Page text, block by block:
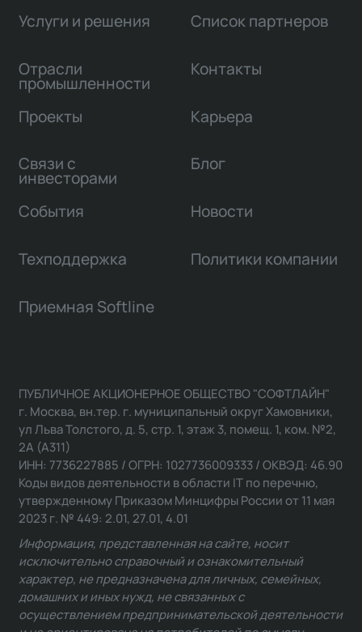
Услуги и решения
Отрасли
промышленности
Проекты
Связи с
инвесторами
Список партнеров
Контакты
Карьера
Блог
События Новости
Техподдержка Политики компании
Приемная Softline
ПУБЛИЧНОЕ АКЦИОНЕРНОЕ ОБЩЕСТВО "СОФТЛАЙН"
г. Москва, вн.тер. г. муниципальный округ Хамовники,
ул Льва Толстого, д. 5, стр. 1, этаж 3, помещ. 1, ком. №2,
2А (А311)
ИНН: 7736227885 / ОГРН: 1027736009333 / ОКВЭД: 46.90
Коды видов деятельности в области IT по перечню,
утвержденному Приказом Минцифры России от 11 мая
2023 г. № 449: 2.01, 27.01, 4.01
Информация, представленная на сайте, носит
исключительно справочный и ознакомительный
характер, не предназначена для личных, семейных,
домашних и иных нужд, не связанных с
осуществлением предпринимательской деятельности